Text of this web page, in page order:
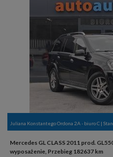
Juliana Konstantego Ordona 2A - biuro C |
Mercedes GL CLASS 2011 prod.
wyposażenie, Przebieg 182637 km